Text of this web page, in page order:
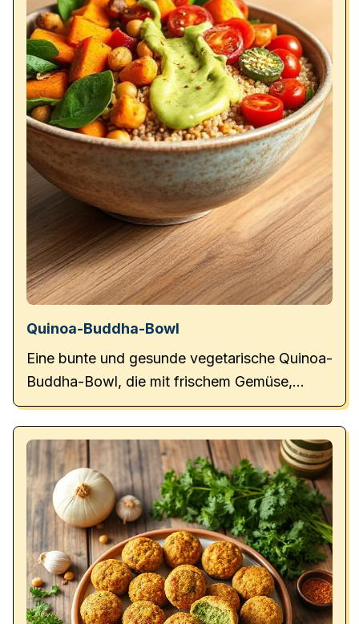
Quinoa-Buddha-Bowl
Eine bunte und gesunde vegetarische Quinoa-
Buddha-Bowl, die mit frischem Gemüse,
cremigem Avocado-Dressing und knackigen
Toppings überzeugt